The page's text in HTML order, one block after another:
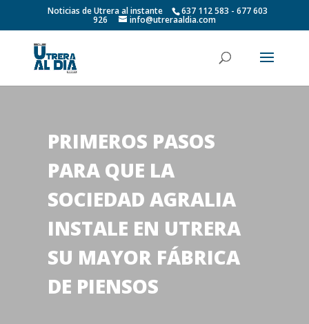
Noticias de Utrera al instante 637 112 583 - 677 603
926 info@utreraaldia.com
PRIMEROS PASOS
PARA QUE LA
SOCIEDAD AGRALIA
INSTALE EN UTRERA
SU MAYOR FÁBRICA
DE PIENSOS